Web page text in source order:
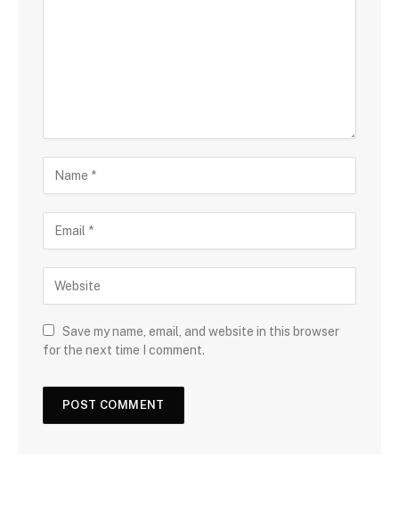
Save my name, email, and website in this browser
for the next time I comment.